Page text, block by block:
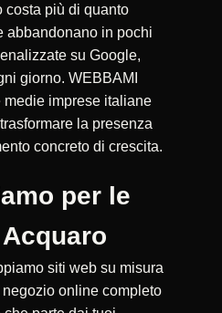
costa più di quanto
abbandonano in pochi
su Google,
giorno. WEBBAMI
medie imprese italiane
la presenza
concreto di crescita.
per le
siti web su misura
online completo